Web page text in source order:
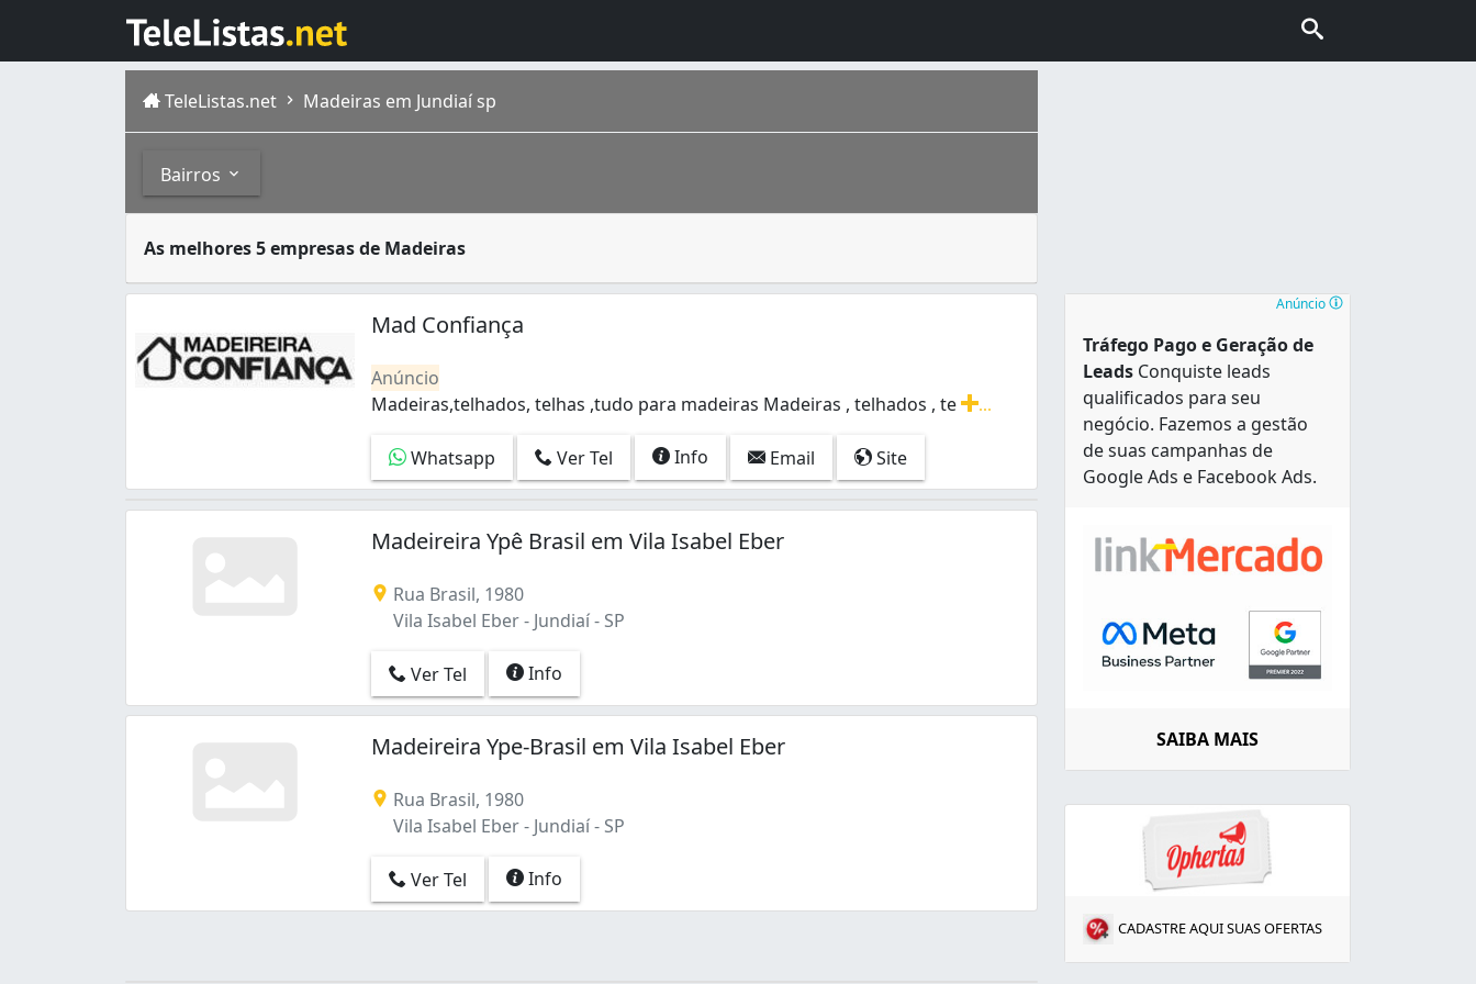
TeleListas.net Madeiras em Jundiaí sp
Bairros
Distrito Industrial (1)
Jardim Ermida II (1)
Jundiaí Mirim (1)
Parque Residencial Jundiaí (1)
As melhores 5 empresas de Madeiras
Localizado no estado de São Paulo , o município de Jundiaí possui 405.740 habitantes, é o 15° município mais populoso e o sétimo maior fora da Grande
Mad Confiança
Anúncio
Madeiras,telhados, telhas ,tudo para madeiras Madeiras , telhados , te
Madeiras,telhados, telhas ,tudo para madeiras Madeiras , telhados , telhas , tudo para madeiras
Whatsapp
Ver Tel Info Email Site
Madeireira Ypê Brasil em Vila Isabel Eber
Rua Brasil, 1980
Vila Isabel Eber - Jundiaí - SP
Ver Tel Info
Madeireira Ype-Brasil em Vila Isabel Eber
Rua Brasil, 1980
Vila Isabel Eber - Jundiaí - SP
Ver Tel Info
Anúncio
Tráfego Pago e Geração de
Leads Conquiste leads
qualificados para seu
negócio. Fazemos a gestão
de suas campanhas de
Google Ads e Facebook Ads.
SAIBA MAIS
CADASTRE AQUI SUAS OFERTAS